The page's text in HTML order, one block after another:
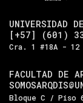
UNIVERSIDAD
[+57] (601)
Cra. 1 #18A - 12
FACULTAD DE
Bloque C / Piso